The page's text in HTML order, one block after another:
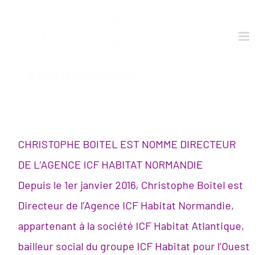
CHRISTOPHE BOITEL EST NOMME DIRECTEUR
DE L’AGENCE ICF HABITAT NORMANDIE
Depuis le 1er janvier 2016, Christophe Boitel est
Directeur de l’Agence ICF Habitat Normandie,
appartenant à la société ICF Habitat Atlantique,
bailleur social du groupe ICF Habitat pour l’Ouest